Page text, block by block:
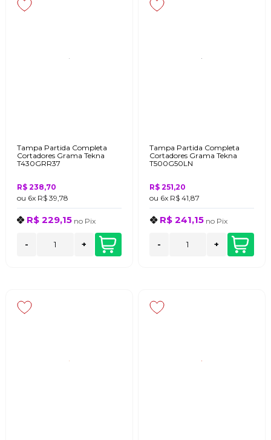
Tampa Partida Completa
Cortadores Grama Tekna
T430GRR37
R$ 238,70
ou 6x R$ 39,78
R$ 229,15 no Pix
- +
Tampa Partida Completa
Cortadores Grama Tekna
T500G50LN
R$ 251,20
ou 6x R$ 41,87
R$ 241,15 no Pix
- +